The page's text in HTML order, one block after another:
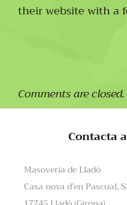
their website with a
Comments are closed.
Contacta
Masoveria de Lladó
Casa nova d’en Pascual,